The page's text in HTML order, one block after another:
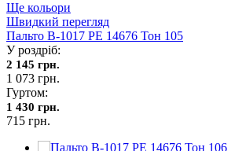
Ще кольори
Швидкий перегляд
Пальто В-1017 PE 14676 Тон 105
У роздріб:
2 145 грн.
1 073 грн.
Гуртом:
1 430 грн.
715 грн.